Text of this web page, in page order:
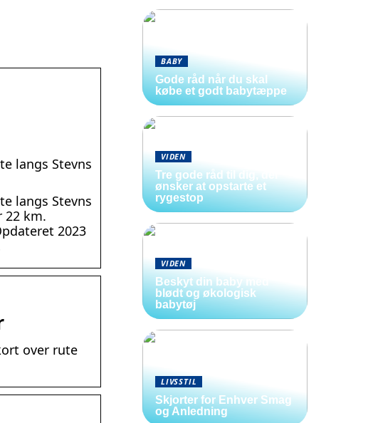
langs Stevns
langs Stevns
22 km.
2023
over rute
BABY
Gode råd når du skal
købe et godt babytæppe
VIDEN
Tre gode råd til dig, der
ønsker at opstarte et
rygestop
VIDEN
Beskyt din baby med
blødt og økologisk
babytøj
LIVSSTIL
Skjorter for Enhver Smag
og Anledning